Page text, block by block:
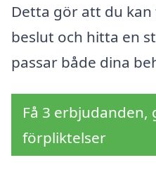
Detta gör att du
beslut och hitta en
passar både dina
Få 3 erbjudanden,
förpliktelser